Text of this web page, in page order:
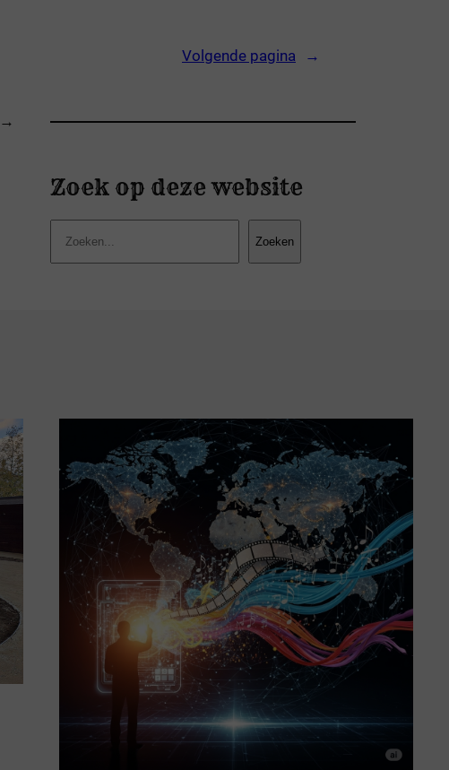
→
Volgende pagina →
Zoek op deze website
Zoeken